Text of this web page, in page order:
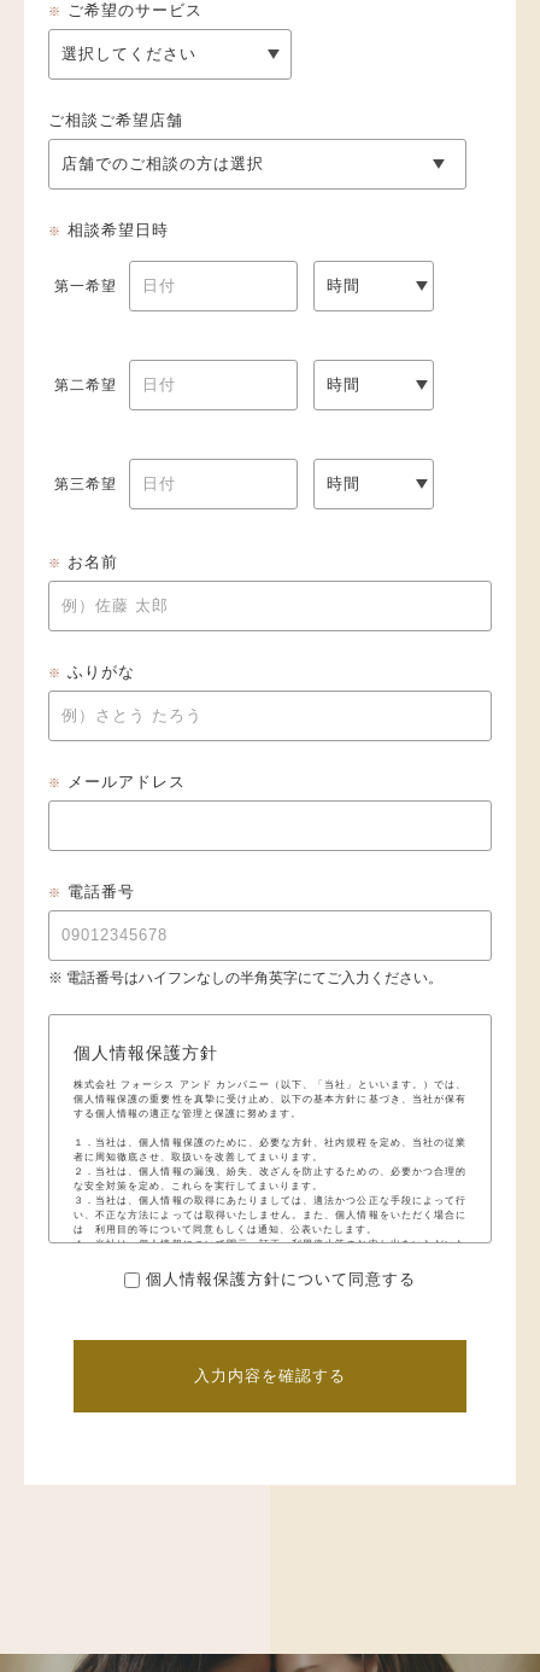
※ ご希望のサービス
ご相談ご希望店舗
※ 相談希望日時
第一希望
第二希望
第三希望
※ お名前
※ ふりがな
※ メールアドレス
※ 電話番号
※ 電話番号はハイフンなしの半角英字にてご入力ください。
個人情報保護方針
株式会社 フォーシス アンド カンパニー（以下、「当社」といいます。）では、
個人情報保護の重要性を真摯に受け止め、以下の基本方針に基づき、当社が保有
する個人情報の適正な管理と保護に努めます。
１．当社は、個人情報保護のために、必要な方針、社内規程を定め、当社の従業
者に周知徹底させ、取扱いを改善してまいります。
２．当社は、個人情報の漏洩、紛失、改ざんを防止するための、必要かつ合理的
な安全対策を定め、これらを実行してまいります。
３．当社は、個人情報の取得にあたりましては、適法かつ公正な手段によって行
い、不正な方法によっては取得いたしません。また、個人情報をいただく場合に
は 利用目的等について同意もしくは通知、公表いたします。
４．当社は、個人情報について開示、訂正、利用停止等のお申し出をいただいた
５．当社は、個人情報を第三者との間で共同利用する場合や業務を委託するため
に個人情報を第三者に預託する場合には、その第三者について調査し、適切に個
ご提供頂きました個人情報は、そのサービスをご提供する目的で利用させていた
当社の従業者に対して個人情報保護のための教育を定期的に実施し、お客様の個
個人情報保護方針について同意する